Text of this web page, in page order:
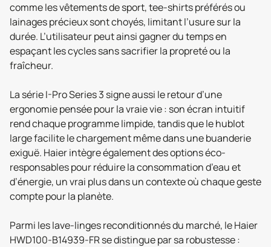
comme les vêtements de sport, tee-shirts préférés ou
lainages précieux sont choyés, limitant l’usure sur la
durée. L’utilisateur peut ainsi gagner du temps en
espaçant les cycles sans sacrifier la propreté ou la
fraîcheur.
La série I-Pro Series 3 signe aussi le retour d’une
ergonomie pensée pour la vraie vie : son écran intuitif
rend chaque programme limpide, tandis que le hublot
large facilite le chargement même dans une buanderie
exiguë. Haier intègre également des options éco-
responsables pour réduire la consommation d’eau et
d’énergie, un vrai plus dans un contexte où chaque geste
compte pour la planète.
Parmi les lave-linges reconditionnés du marché, le Haier
HWD100-B14939-FR se distingue par sa robustesse :